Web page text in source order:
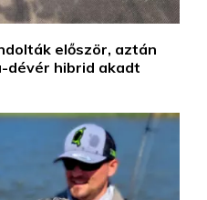
először, aztán
dévér hibrid akadt